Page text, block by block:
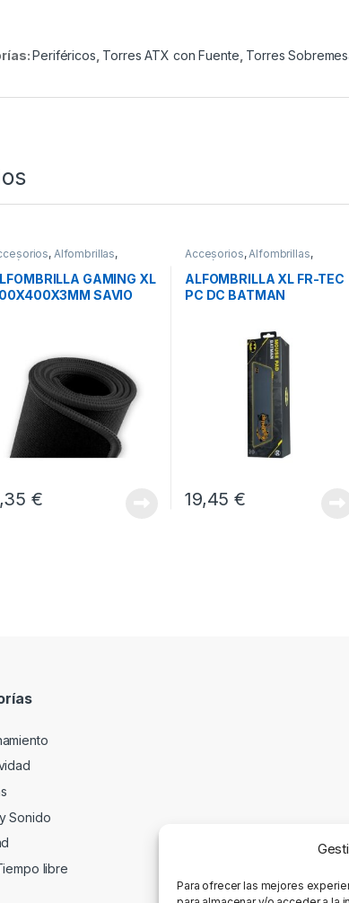
Para ofrecer las mejores
Periféricos Torres ATX con Fuente Torres
, Alfombrillas,
GAMING XL
SAVIO
€
Accesorios,Alfombrillas,
Periféricos
ALFOMBRILLA XL FR-TEC
PC DC BATMAN
19,45€
Sonido
libre